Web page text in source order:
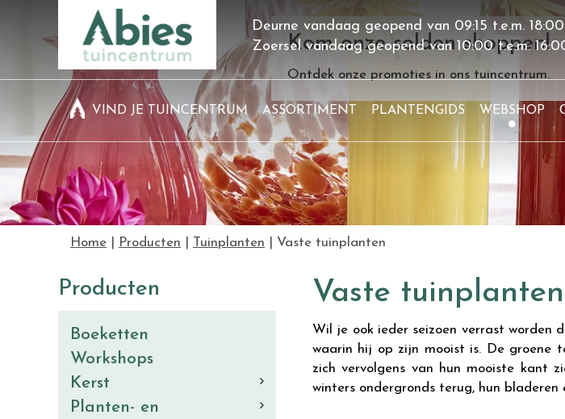
Kom onze solden shoppen!
Ontdek onze promoties in ons tuincentrum.
Home Producten Tuinplanten Vaste tuinplanten
Deurne vandaag geopend van 09:15 t.e.m. 18:00
Zoersel vandaag geopend van10:00t.e.m.
VIND JE TUINCENTRUM ASSORTIMENT PLANTENGIDS WEBSHOP
Vaste tuinplanten
Wil je ook ieder seizoen verrast
waarin hij op zijn mooist is. De groene
zich vervolgens van hun mooiste kant
winters ondergronds terug, hun
Producten
Boeketten
Workshops
Kerst
Planten- en